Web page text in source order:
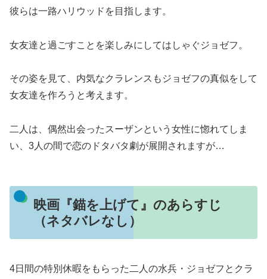
彼らは一路ハリウッドを目指します。
女友達と過ごすことを楽しみにしてはしゃぐジョゼフ。
その姿を見て、内気なクラレンスもジョゼフの真似をして
女友達を作ろうと考えます。
二人は、偶然出会ったスーザンという女性に惚れてしま
い、3人の間で恋のドタバタ劇が展開されますが…
映画『錨を上げて』のあらすじ
（ネタバレなし）
4日間の特別休暇をもらった二人の水兵・ジョゼフとクラ